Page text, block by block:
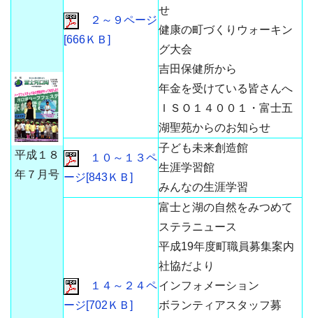
平成１８
年７月号
２～９ページ
[666ＫＢ]
せ
健康の町づくりウォーキン
グ大会
吉田保健所から
年金を受けている皆さんへ
ＩＳＯ１４００１・富士五
湖聖苑からのお知らせ
１０～１３ペ
ージ[843ＫＢ]
子ども未来創造館
生涯学習館
みんなの生涯学習
１４～２４ペ
ージ[702ＫＢ]
富士と湖の自然をみつめて
ステラニュース
平成19年度町職員募集案内
社協だより
インフォメーション
ボランティアスタッフ募